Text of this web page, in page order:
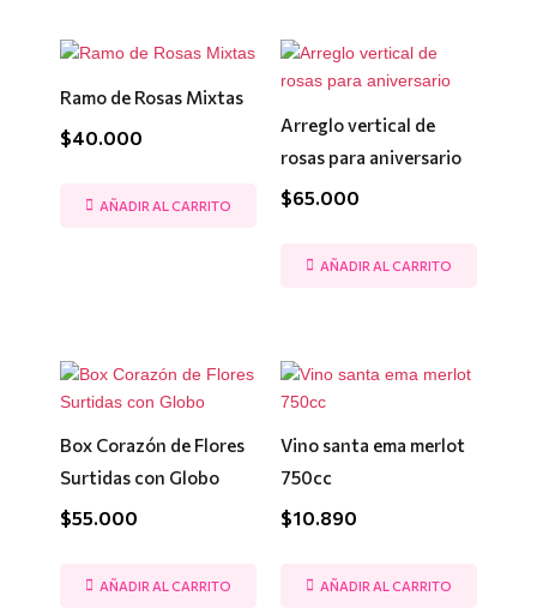
Ramo de Rosas Mixtas
$40.000
AÑADIR AL CARRITO
Arreglo vertical de
rosas para aniversario
$65.000
AÑADIR AL CARRITO
Box Corazón de Flores
Surtidas con Globo
$55.000
AÑADIR AL CARRITO
Vino santa ema merlot
750cc
$10.890
AÑADIR AL CARRITO